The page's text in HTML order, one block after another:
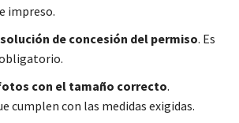
impreso.
de concesión del permiso. Es
con el tamaño correcto.
cumplen con las medidas exigidas.